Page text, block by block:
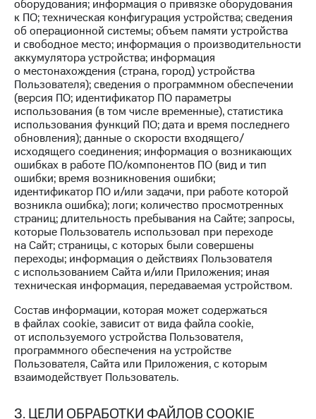
Акции
Приложения
КИОН
КИОН
Музыка
КИОН
Строки
Live
Гудок
Мой
МТС
Все
приложения
Финансы
Получайте
доход
онлайн
Страхование
полисов
онлайн
Скидка 30%
на связь
С картой
МТС
Деньги
МТС
Накопления
Откладывайте
деньги
и получайте
доход 15%
Акции
Условия
пополнения
Скидка
на связь
Тарифы
RED,
РИИЛ
и МТС Супер
при оплате
оборудования; информация о привязке оборудования
к ПО; техническая конфигурация устройства; сведения
об операционной системы; объем памяти устройства
и свободное место; информация о производительности
аккумулятора устройства; информация
о местонахождения (страна, город) устройства
Пользователя); сведения о программном обеспечении
(версия ПО; идентификатор ПО параметры
использования (в том числе временные), статистика
использования функций ПО; дата и время последнего
обновления); данные о скорости входящего/
исходящего соединения; информация о возникающих
ошибках в работе ПО/компонентов ПО (вид и тип
ошибки; время возникновения ошибки;
идентификатор ПО и/или задачи, при работе которой
возникла ошибка); логи; количество просмотренных
страниц; длительность пребывания на Сайте; запросы,
которые Пользователь использовал при переходе
на Сайт; страницы, с которых были совершены
переходы; информация о действиях Пользователя
с использованием Сайта и/или Приложения; иная
техническая информация, передаваемая устройством.
Состав информации, которая может содержаться
в файлах cookie, зависит от вида файла cookie,
от используемого устройства Пользователя,
программного обеспечения на устройстве
Пользователя, Сайта или Приложения, с которым
взаимодействует Пользователь.
3. ЦЕЛИ ОБРАБОТКИ ФАЙЛОВ COOKIE